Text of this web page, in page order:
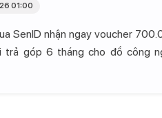
SenID nhận ngay voucher
trả góp 6 tháng cho đồ công
01:00